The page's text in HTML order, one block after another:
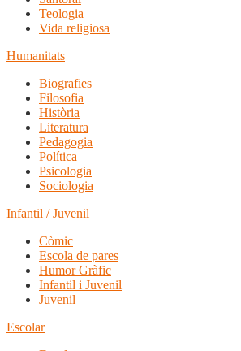
Teologia
Vida religiosa
Humanitats
Biografies
Filosofia
Història
Literatura
Pedagogia
Política
Psicologia
Sociologia
Infantil / Juvenil
Còmic
Escola de pares
Humor Gràfic
Infantil i Juvenil
Juvenil
Escolar